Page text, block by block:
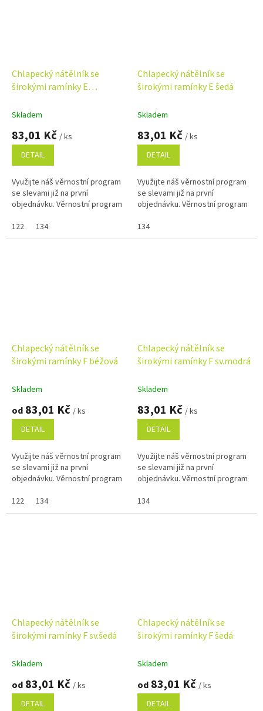
Chlapecký nátělník se
širokými ramínky E
Skladem
83,01 Kč / ks
DETAIL
Využijte náš věrnostní program
se slevami již na první
objednávku. Věrnostní program
122
134
Chlapecký nátělník se
širokými ramínky E šedá
Skladem
83,01 Kč / ks
DETAIL
Využijte náš věrnostní program
se slevami již na první
objednávku. Věrnostní program
134
Chlapecký nátělník se
širokými ramínky F béžová
Skladem
od 83,01 Kč / ks
DETAIL
Využijte náš věrnostní program
se slevami již na první
objednávku. Věrnostní program
122
134
Chlapecký nátělník se
širokými ramínky F sv.modrá
Skladem
83,01 Kč / ks
DETAIL
Využijte náš věrnostní program
se slevami již na první
objednávku. Věrnostní program
134
Chlapecký nátělník se
širokými ramínky F sv.šedá
Skladem
od 83,01 Kč / ks
DETAIL
Chlapecký nátělník se
širokými ramínky F šedá
Skladem
od 83,01 Kč / ks
DETAIL